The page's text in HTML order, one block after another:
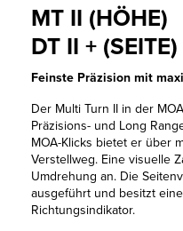
MT II
DT II + (SEITE)
Feinste Präzision mit
Der Multi Turn II in der
Präzisions- und Long
MOA-Klicks bietet er über
Verstellweg. Eine visuelle
Umdrehung an. Die
ausgeführt und besitzt
Richtungsindikator.